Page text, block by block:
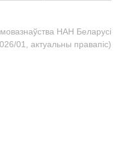
НАН Беларусі
01, актуальны правапіс)